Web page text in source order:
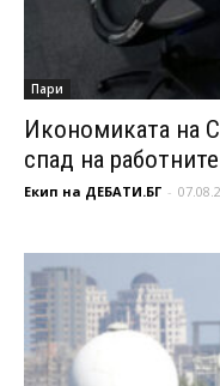
Пари
Икономиката на
спад на
Екип на ДЕБАТИ.БГ -